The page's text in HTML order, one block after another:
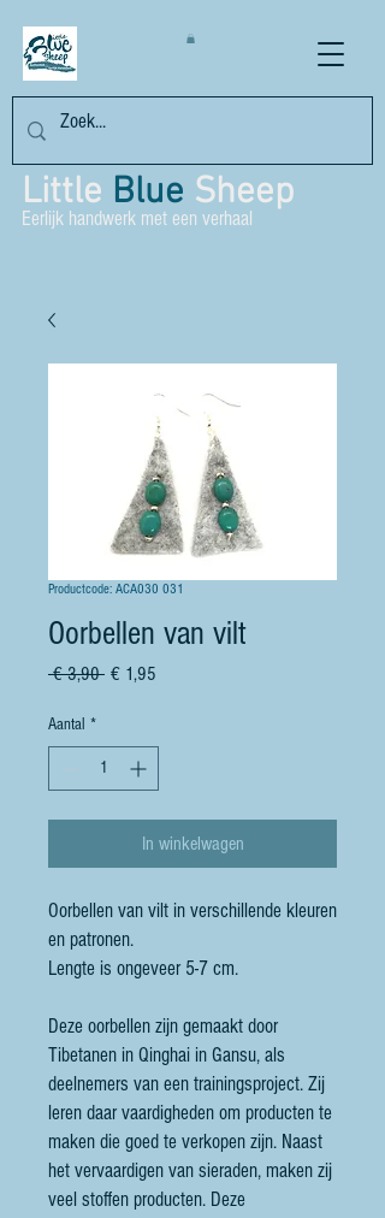
Little Blue Sheep
Eerlijk handwerk met een verhaal
Productcode: ACA030 031
Oorbellen van vilt
€ 3,90 Normale
€ 1,95
Aantal *
In winkelwagen
Oorbellen van vilt in verschillende kleuren
en patronen.
Lengte is ongeveer 5-7 cm.
Deze oorbellen zijn gemaakt door
Tibetanen in Qinghai in Gansu, als
deelnemers van een trainingsproject. Zij
leren daar vaardigheden om producten te
maken die goed te verkopen zijn. Naast
het vervaardigen van sieraden, maken zij
veel stoffen producten. Deze